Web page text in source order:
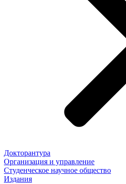
Докторантура
Организация и управление
Студенческое научное общество
Издания